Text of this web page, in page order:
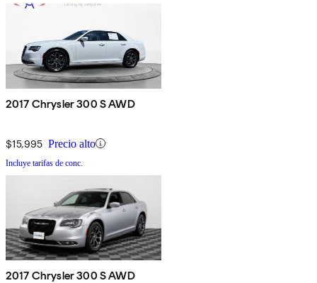
2017 Chrysler 300 S AWD
$15,995 Precio alto
Incluye tarifas de conc.
2017 Chrysler 300 S AWD